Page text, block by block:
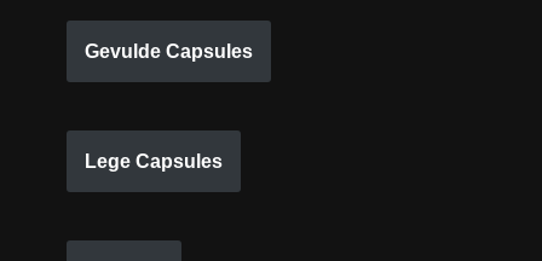
Gevulde Capsules
Lege Capsules